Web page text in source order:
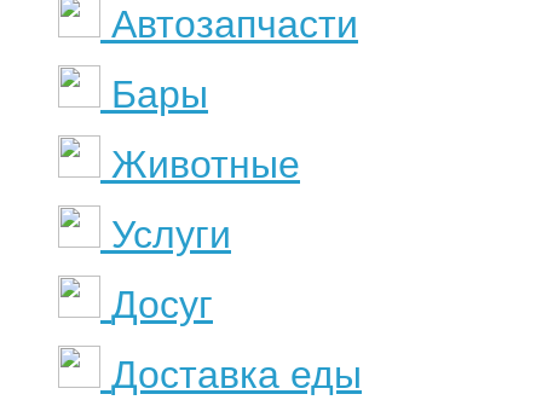
Автозапчасти
Бары
Животные
Услуги
Досуг
Доставка еды